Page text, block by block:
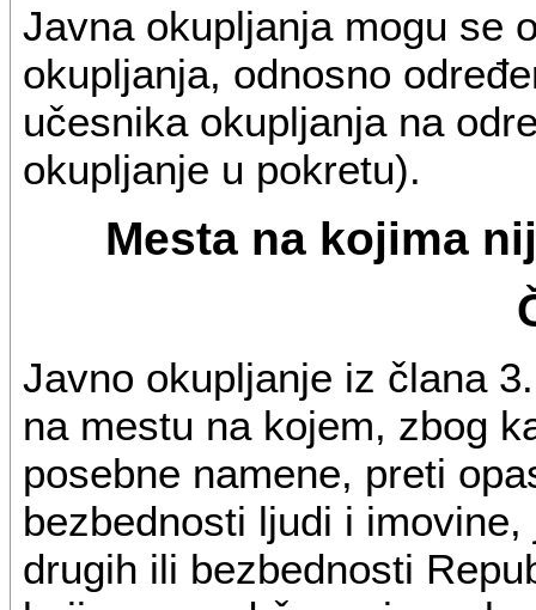
Javna okupljanja mogu se
okupljanja, odnosno
učesnika okupljanja na
okupljanje u pokretu).
Mesta na kojima
Javno okupljanje iz člana
na mestu na kojem, zbog
posebne namene, preti
bezbednosti ljudi i
drugih ili bezbednosti